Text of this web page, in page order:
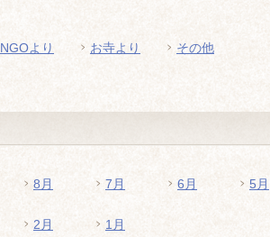
NGOより お寺より その他
8月 7月 6月 5月
2月 1月